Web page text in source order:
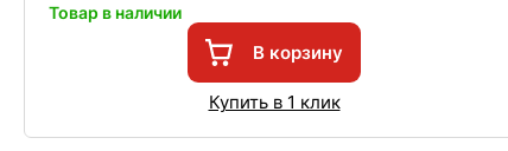
Товар в наличии
В корзину
Купить в 1 клик